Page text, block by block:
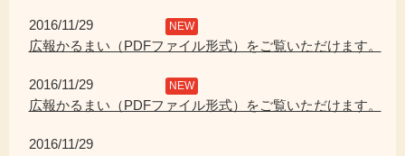
表
2016/11/29 NEW
広報かるまい（PDFファイル形式）をご覧いただけます。
2016/11/29 NEW
広報かるまい（PDFファイル形式）をご覧いただけます。
2016/11/29